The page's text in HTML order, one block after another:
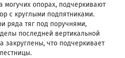
могучих опорах, подчеркивают
с круглыми подпятниками.
ряда тяг под поручнями,
последней вертикальной
закруглены, что подчеркивает